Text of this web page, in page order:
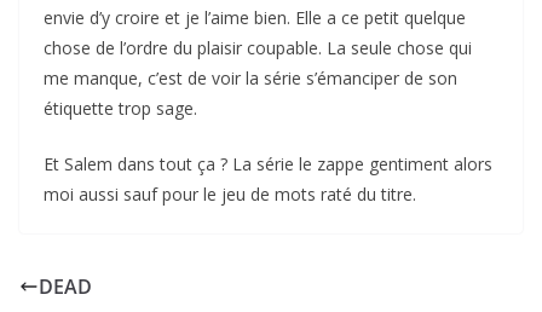
envie d’y croire et je l’aime bien. Elle a ce petit quelque
chose de l’ordre du plaisir coupable. La seule chose qui
me manque, c’est de voir la série s’émanciper de son
étiquette trop sage.
Et Salem dans tout ça ? La série le zappe gentiment alors
moi aussi sauf pour le jeu de mots raté du titre.
DEAD